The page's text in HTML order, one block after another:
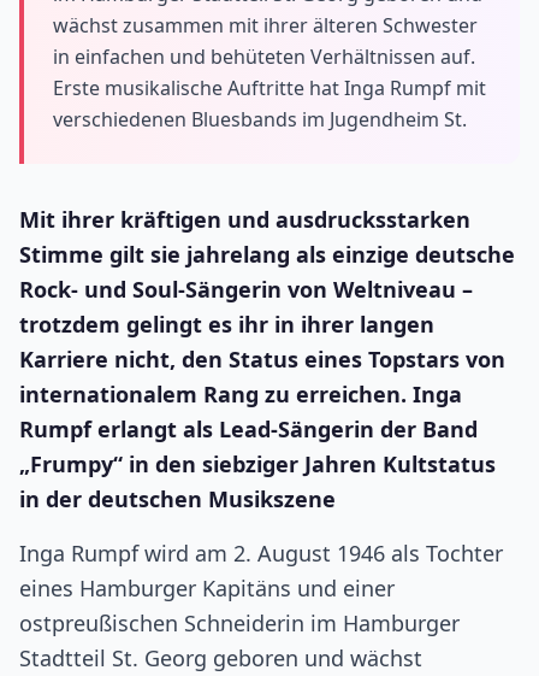
wächst zusammen mit ihrer älteren Schwester
in einfachen und behüteten Verhältnissen auf.
Erste musikalische Auftritte hat Inga Rumpf mit
verschiedenen Bluesbands im Jugendheim St.
Mit ihrer kräftigen und ausdrucksstarken
Stimme gilt sie jahrelang als einzige deutsche
Rock- und Soul-Sängerin von Weltniveau –
trotzdem gelingt es ihr in ihrer langen
Karriere nicht, den Status eines Topstars von
internationalem Rang zu erreichen. Inga
Rumpf erlangt als Lead-Sängerin der Band
„Frumpy“ in den siebziger Jahren Kultstatus
in der deutschen Musikszene
Inga Rumpf wird am 2. August 1946 als Tochter
eines Hamburger Kapitäns und einer
ostpreußischen Schneiderin im Hamburger
Stadtteil St. Georg geboren und wächst